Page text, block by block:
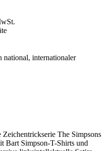
national, internationaler
The Simpsons
Bart Simpson-T-Shirts und